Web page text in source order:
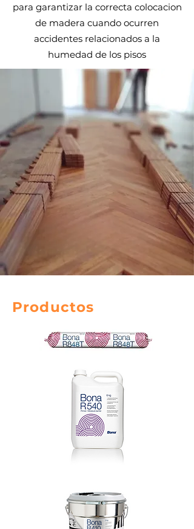
para garantizar la correcta colocacion
de madera cuando ocurren
accidentes relacionados a la
humedad de los pisos
Productos